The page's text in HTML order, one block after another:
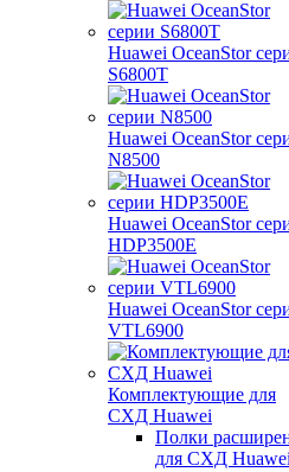
Huawei OceanStor
S6800T
Huawei OceanStor
N8500
Huawei OceanStor
HDP3500E
Huawei OceanStor
VTL6900
Комплектующие для
СХД Huawei
Полки
для СХД Huawei